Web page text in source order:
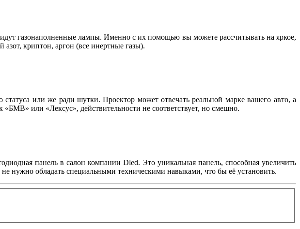
газонаполненные лампы. Именно с их помощью вы можете рассчитывать на яркое,
криптон, аргон (все инертные газы).
или же ради шутки. Проектор может отвечать реальной марке вашего авто, а
«БМВ» или «Лексус», действительности не соответствует, но смешно.
панель в салон компании Dled. Это уникальная панель, способная увеличить
нужно обладать специальными техническими навыками, что бы её установить.